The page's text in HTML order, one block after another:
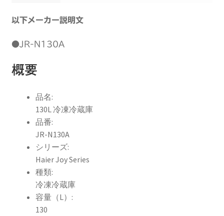
以下メーカー説明文
●JR-N130A
概要
品名:
130L 冷凍冷蔵庫
品番:
JR-N130A
シリーズ:
Haier Joy Series
種類:
冷凍冷蔵庫
容量（L）:
130